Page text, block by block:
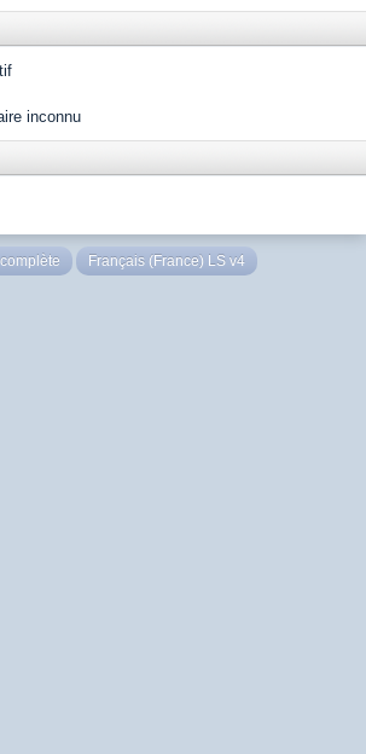
inconnu
Français (France) LS v4